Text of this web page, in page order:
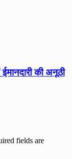
की अनूठी
fields are